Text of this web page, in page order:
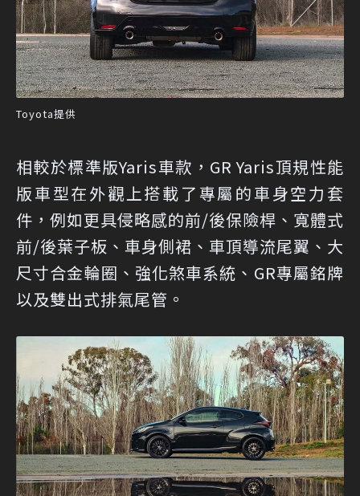
Toyota提供
相較於標準版Yaris車款，GR Yaris頂規性能
版車型在外觀上搭載了專屬的車身空力套
件，例如更具侵略感的前/後保險桿、寬體式
前/後葉子板、車身側裙、車頂導流尾翼、大
尺寸合金輪圈、強化煞車系統、GR專屬銘牌
以及雙出式排氣尾管。